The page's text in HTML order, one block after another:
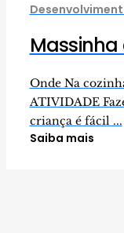
Onde Na
ATIVIDADE
criança é fácil ...
Saiba mais